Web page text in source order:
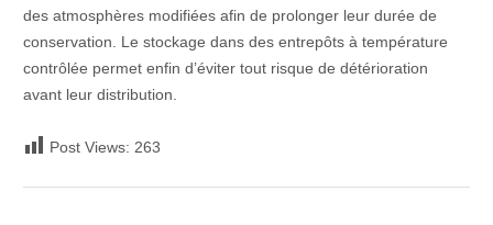
des atmosphères modifiées afin de prolonger leur durée de
conservation. Le stockage dans des entrepôts à température
contrôlée permet enfin d’éviter tout risque de détérioration
avant leur distribution.
Post Views: 263